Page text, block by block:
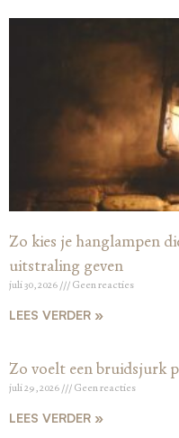
Zo kies je hanglampen
uitstraling geven
juli 30, 2026 Geen reacties
LEES VERDER »
Zo voelt een bruidsjurk
juli 29, 2026 Geen reacties
LEES VERDER »